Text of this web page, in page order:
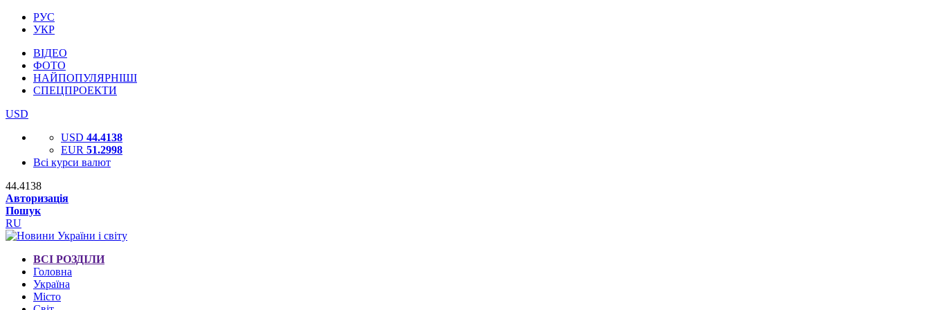
РУС
УКР
ВІДЕО
ФОТО
НАЙПОПУЛЯРНІШІ
СПЕЦПРОЕКТИ
USD
USD 44.4138
EUR 51.2998
Всі курси валют
44.4138
Авторизація
Пошук
RU
ВСІ РОЗДІЛИ
Головна
Україна
Місто